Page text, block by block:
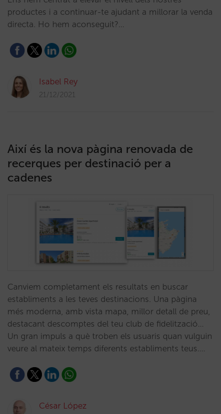
productes i a continuar-te ajudant a millorar la venda
directa. Ho hem aconseguit?…
Isabel Rey
21/12/2021
Així és la nova pàgina renovada de
recerques per destinació per a
cadenes
Canviem completament els resultats en buscar
establiments a les teves destinacions. Una pàgina
més moderna, amb vista mapa, millor detall de preu,
destacant descomptes del teu club de fidelització...
Un gran impuls a què troben els usuaris quan vulguin
veure al mateix temps diferents establiments teus.…
César López